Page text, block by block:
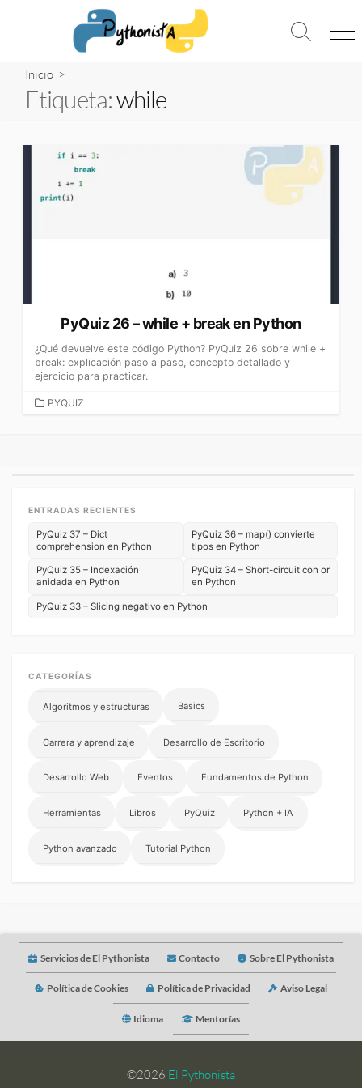
Alternar
Inicio >
Etiqueta:while
PyQuiz 26 – while + break en Python
¿Qué devuelve este código Python? PyQuiz 26 sobre while +
break: explicación paso a paso, concepto detallado y
ejercicio para practicar.
CATEGORÍAS
PYQUIZ
ENTRADAS RECIENTES
PyQuiz 37 – Dict
comprehension en Python
PyQuiz 36 – map() convierte
tipos en Python
PyQuiz 35 – Indexación
anidada en Python
PyQuiz 34 – Short-circuit con or
en Python
PyQuiz 33 – Slicing negativo en Python
CATEGORÍAS
Algoritmos y estructuras Basics
Carrera y aprendizaje Desarrollo de Escritorio
Desarrollo Web Eventos Fundamentos de Python
Herramientas Libros PyQuiz Python + IA
Python avanzado Tutorial Python
Servicios de El Pythonista Contacto Sobre El Pythonista
Política de Cookies Política de Privacidad Aviso Legal
Idioma Mentorías
©2026 El Pythonista